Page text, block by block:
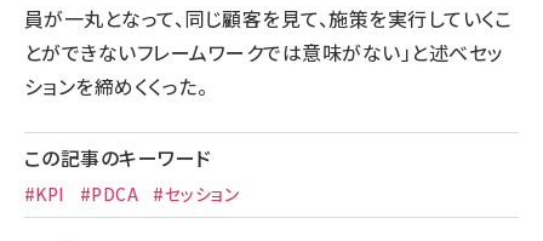
員が一丸となって、同じ顧客を見て、施策を実行していくこ
とができないフレームワークでは意味がない」と述べセッ
ションを締めくくった。
この記事のキーワード
#KPI #PDCA #セッション